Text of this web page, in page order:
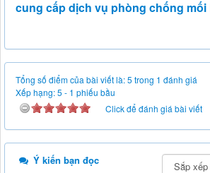
cung cấp dịch vụ phòng chống mối
Tổng số điểm của bài viết là: 5 trong 1 đánh giá
Xếp hạng:5 - 1 phiếu bầu
Click để đánh giá bài viết
Ý kiến bạn đọc